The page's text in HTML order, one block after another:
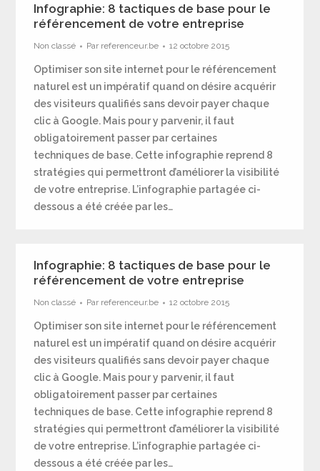
Infographie: 8 tactiques de base pour le
référencement de votre entreprise
Non classé Par referenceur.be 12 octobre 2015
Optimiser son site internet pour le référencement
naturel est un impératif quand on désire acquérir
des visiteurs qualifiés sans devoir payer chaque
clic à Google. Mais pour y parvenir, il faut
obligatoirement passer par certaines
techniques de base. Cette infographie reprend 8
stratégies qui permettront d’améliorer la visibilité
de votre entreprise. L’infographie partagée ci-
dessous a été créée par les…
Infographie: 8 tactiques de base pour le
référencement de votre entreprise
Non classé Par referenceur.be 12 octobre 2015
Optimiser son site internet pour le référencement
naturel est un impératif quand on désire acquérir
des visiteurs qualifiés sans devoir payer chaque
clic à Google. Mais pour y parvenir, il faut
obligatoirement passer par certaines
techniques de base. Cette infographie reprend 8
stratégies qui permettront d’améliorer la visibilité
de votre entreprise. L’infographie partagée ci-
dessous a été créée par les…